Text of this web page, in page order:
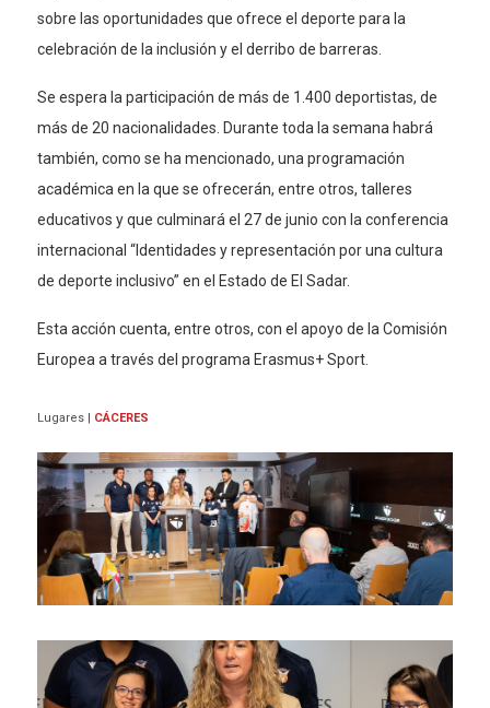
sobre las oportunidades que ofrece el deporte para la
celebración de la inclusión y el derribo de barreras.
Se espera la participación de más de 1.400 deportistas, de
más de 20 nacionalidades. Durante toda la semana habrá
también, como se ha mencionado, una programación
académica en la que se ofrecerán, entre otros, talleres
educativos y que culminará el 27 de junio con la conferencia
internacional “Identidades y representación por una cultura
de deporte inclusivo” en el Estado de El Sadar.
Esta acción cuenta, entre otros, con el apoyo de la Comisión
Europea a través del programa Erasmus+ Sport.
Lugares CÁCERES